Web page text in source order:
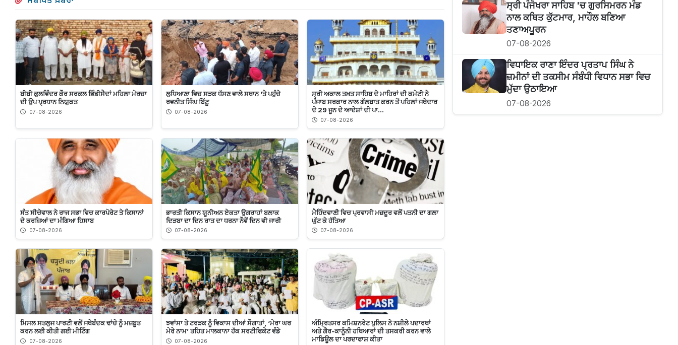
ਬੀਬੀ ਕੁਲਵਿੰਦਰ ਕੌਰ ਸਰਕਲ ਭਿੰਡੀਸੈਦਾਂ ਮਹਿਲਾ ਮੋਰਚਾ
ਦੀ ਉਪ ਪ੍ਰਧਾਨ ਨਿਯੁਕਤ
07-08-2026
ਲੁਧਿਆਣਾ ਵਿਚ ਸੜਕ ਧੱਸਣ ਵਾਲੇ ਸਥਾਨ 'ਤੇ ਪਹੁੰਚੇ
ਰਵਨੀਤ ਸਿੰਘ ਬਿੱਟੂ
07-08-2026
ਸ੍ਰੀ ਅਕਾਲ ਤਖ਼ਤ ਸਾਹਿਬ ਦੇ ਮਾਹਿਰਾਂ ਦੀ ਕਮੇਟੀ ਨੇ
ਪੰਜਾਬ ਸਰਕਾਰ ਨਾਲ ਗੱਲਬਾਤ ਕਰਨ ਤੋਂ ਪਹਿਲਾਂ ਜਥੇਦਾਰ
ਦੇ 29 ਜੂਨ ਦੇ ਆਦੇਸ਼ਾਂ ਦੀ ਪਾ...
07-08-2026
ਸੰਤ ਸੀਚੇਵਾਲ ਨੇ ਰਾਜ ਸਭਾ ਵਿਚ ਕਾਰਪੋਰੇਟ ਤੇ ਕਿਸਾਨਾਂ
ਦੇ ਕਰਜ਼ਿਆਂ ਦਾ ਮੰਗਿਆ ਹਿਸਾਬ
07-08-2026
ਭਾਰਤੀ ਕਿਸਾਨ ਯੂਨੀਅਨ ਏਕਤਾ ਉਗਰਾਹਾਂ ਬਲਾਕ
ਦਿੜਬਾ ਦਾ ਦਿਨ ਰਾਤ ਦਾ ਧਰਨਾ ਨੌਵੇਂ ਦਿਨ ਵੀ ਜਾਰੀ
07-08-2026
ਮੈਹਿੰਦਵਾਣੀ ਵਿਚ ਪ੍ਰਵਾਸੀ ਮਜ਼ਦੂਰ ਵਲੋਂ ਪਤਨੀ ਦਾ ਗਲਾ
ਘੁੱਟ ਕੇ ਹੱਤਿਆ
07-08-2026
ਮਿਸਲ ਸਤਲੁਜ ਪਾਰਟੀ ਵਲੋਂ ਜਥੇਬੰਦਕ ਢਾਂਚੇ ਨੂੰ ਮਜ਼ਬੂਤ
ਕਰਨ ਲਈ ਕੀਤੀ ਗਈ ਮੀਟਿੰਗ
07-08-2026
ਝਵਾਂਸਾ ਤੇ ਟਰੜਕ ਨੂੰ ਵਿਕਾਸ ਦੀਆਂ ਸੌਗਾਤਾਂ, ‘ਮੇਰਾ ਘਰ
ਮੇਰੇ ਨਾਮ’ ਤਹਿਤ ਮਾਲਕਾਨਾ ਹੱਕ ਸਰਟੀਫਿਕੇਟ ਵੰਡੇ
07-08-2026
ਅੰਮ੍ਰਿਤਸਰ ਕਮਿਸ਼ਨਰੇਟ ਪੁਲਿਸ ਨੇ ਨਸ਼ੀਲੇ ਪਦਾਰਥਾਂ
ਅਤੇ ਗੈਰ-ਕਾਨੂੰਨੀ ਹਥਿਆਰਾਂ ਦੀ ਤਸਕਰੀ ਕਰਨ ਵਾਲੇ
ਮਾਡਿਊਲ ਦਾ ਪਰਦਾਫਾਸ਼ ਕੀਤਾ
ਸ੍ਰੀ ਪੰਜੋਖਰਾ ਸਾਹਿਬ 'ਚ ਗੁਰਸਿਮਰਨ ਮੰਡ
ਨਾਲ ਕਥਿਤ ਕੁੱਟਮਾਰ, ਮਾਹੌਲ ਬਣਿਆ
ਤਣਾਅਪੂਰਨ
07-08-2026
ਵਿਧਾਇਕ ਰਾਣਾ ਇੰਦਰ ਪ੍ਰਤਾਪ ਸਿੰਘ ਨੇ
ਜ਼ਮੀਨਾਂ ਦੀ ਤਕਸੀਮ ਸੰਬੰਧੀ ਵਿਧਾਨ ਸਭਾ ਵਿਚ
ਮੁੱਦਾ ਉਠਾਇਆ
07-08-2026